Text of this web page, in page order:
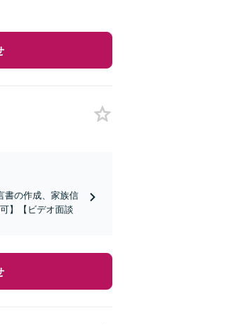
書の作成、家族信
】【ビデオ面談